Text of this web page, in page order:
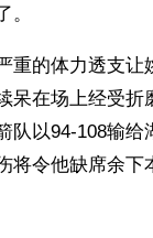
。
重的体力透支
呆在场上经受折
队以94-108输
将令他缺席余